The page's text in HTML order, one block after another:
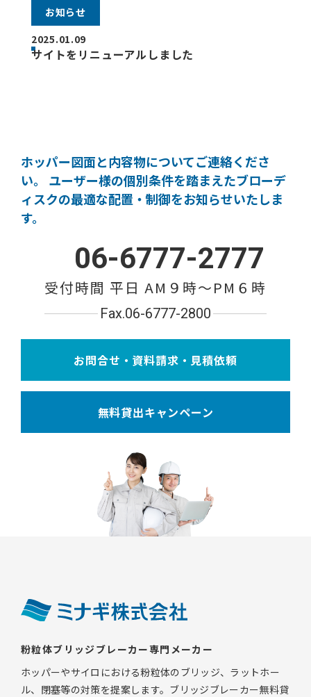
お知らせ
2025.01.09
サイトをリニューアルしました
ホッパー図面と内容物についてご連絡くださ
い。
ユーザー様の個別条件を踏まえたブローデ
ィスクの最適な配置・制御をお知らせいたしま
す。
06-6777-2777
受付時間 平日 AM９時〜PM６時
Fax.06-6777-2800
お問合せ・資料請求・見積依頼
無料貸出キャンペーン
粉粒体ブリッジブレーカー専門メーカー
ホッパーやサイロにおける粉粒体のブリッジ、ラットホー
ル、閉塞等の対策を提案します。ブリッジブレーカー無料貸